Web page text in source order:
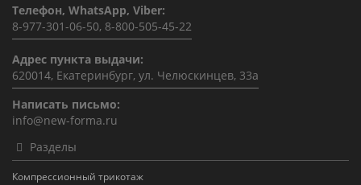
Телефон, WhatsApp, Viber:
8-977-301-06-50, 8-800-505-45-22
Адрес пункта выдачи:
620014, Екатеринбург, ул. Челюскинцев, 33а
Написать письмо:
info@new-forma.ru
Разделы
Компрессионный трикотаж